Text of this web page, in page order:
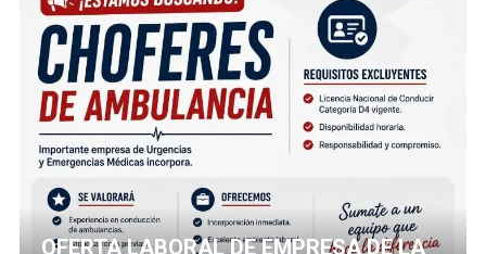
OFERTA LABORAL DE EMPRESA DE LA